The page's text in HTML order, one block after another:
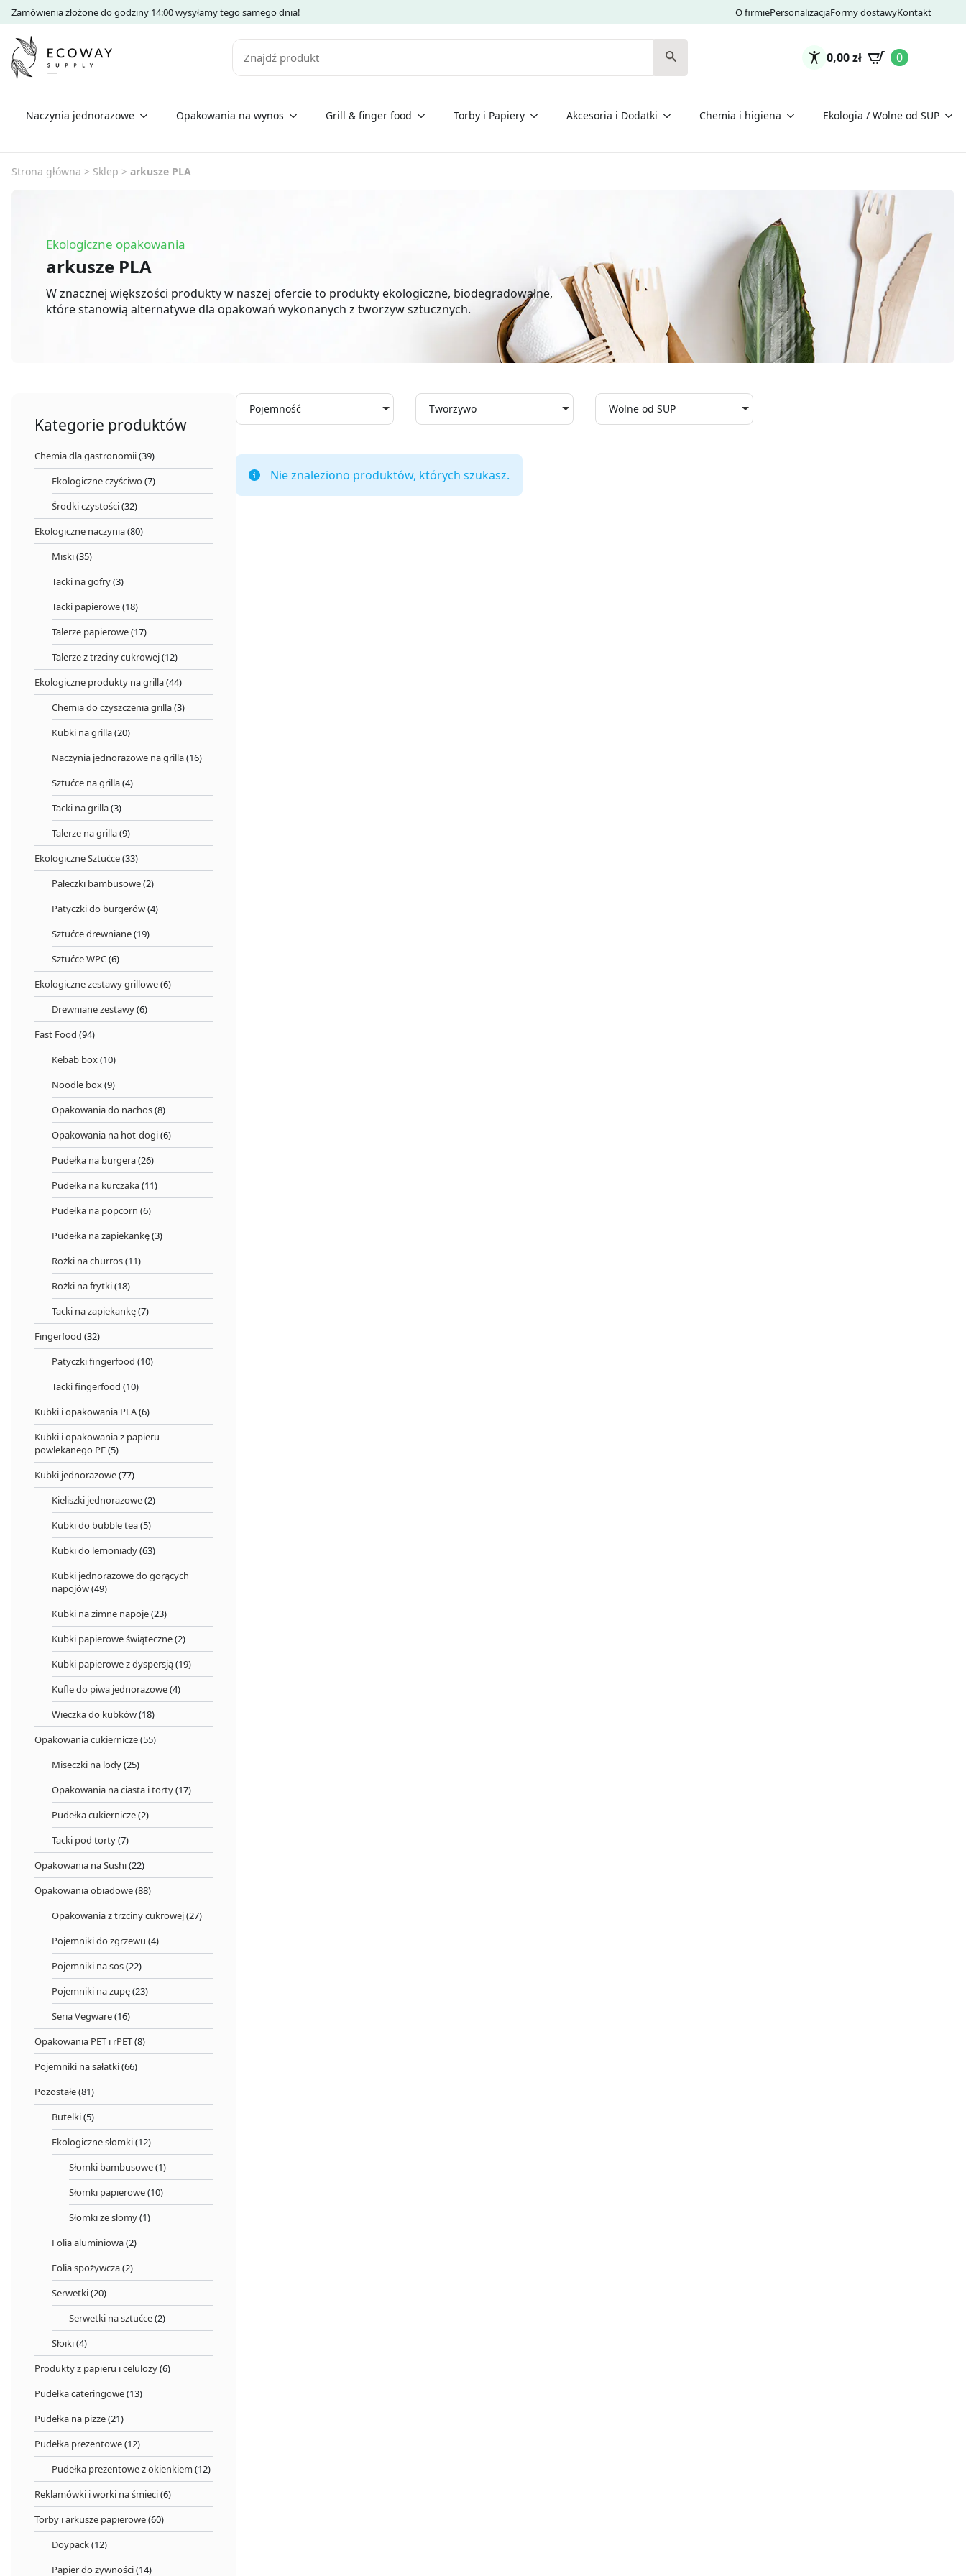
Zamówienia złożone do godziny 14:00 wysyłamy tego samego dnia! O firmiePersonalizacjaFormy dostawyKontakt
Szukaj
0,00zł 0
Naczynia jednorazowe Opakowania na wynos Grill & finger food Torby i Papiery Akcesoria i Dodatki Chemia i higiena Ekologia / Wolne od SUP
Strona główna > Sklep > arkusze PLA
Ekologiczne opakowania
arkusze PLA
W znacznej większości produkty w naszej ofercie to produkty ekologiczne, biodegradowalne,
które stanowią alternatywe dla opakowań wykonanych z tworzyw sztucznych.
Kategorie produktów
Chemia dla gastronomii(39)
Ekologiczne czyściwo(7)
Środki czystości(32)
Ekologiczne naczynia(80)
Miski(35)
Tacki na gofry(3)
Tacki papierowe(18)
Talerze papierowe(17)
Talerze z trzciny cukrowej(12)
Ekologiczne produkty na grilla(44)
Chemia do czyszczenia grilla(3)
Kubki na grilla(20)
Naczynia jednorazowe na grilla(16)
Sztućce na grilla(4)
Tacki na grilla(3)
Talerze na grilla(9)
Ekologiczne Sztućce(33)
Pałeczki bambusowe(2)
Patyczki do burgerów(4)
Sztućce drewniane(19)
Sztućce WPC(6)
Ekologiczne zestawy grillowe(6)
Drewniane zestawy(6)
Fast Food (94)
Kebab box(10)
Noodle box(9)
Opakowania do nachos(8)
Opakowania na hot-dogi(6)
Pudełka na burgera(26)
Pudełka na kurczaka(11)
Pudełka na popcorn (6)
Pudełka na zapiekankę(3)
Rożki na churros(11)
Rożki na frytki(18)
Tacki na zapiekankę(7)
Fingerfood (32)
Patyczki fingerfood (10)
Tacki fingerfood (10)
Kubki i opakowania PLA(6)
Kubki i opakowania z papieru
powlekanego PE(5)
Kubki jednorazowe(77)
Kieliszki jednorazowe(2)
Kubki do bubble tea(5)
Kubki do lemoniady(63)
Kubki jednorazowe do gorących
napojów(49)
Kubki na zimne napoje(23)
Kubki papierowe świąteczne(2)
Kubki papierowe z dyspersją(19)
Kufle do piwa jednorazowe(4)
Wieczka do kubków(18)
Opakowania cukiernicze(55)
Miseczki na lody(25)
Opakowania na ciasta i torty(17)
Pudełka cukiernicze(2)
Tacki pod torty(7)
Opakowania na Sushi(22)
Opakowania obiadowe(88)
Opakowania z trzciny cukrowej(27)
Pojemniki do zgrzewu (4)
Pojemniki na sos(22)
Pojemniki na zupę(23)
Seria Vegware(16)
Opakowania PET i rPET(8)
Pojemniki na sałatki(66)
Pozostałe(81)
Butelki(5)
Ekologiczne słomki(12)
Słomki bambusowe(1)
Słomki papierowe(10)
Słomki ze słomy(1)
Folia aluminiowa(2)
Folia spożywcza(2)
Serwetki(20)
Serwetki na sztućce(2)
Słoiki(4)
Produkty z papieru i celulozy(6)
Pudełka cateringowe(13)
Pudełka na pizze(21)
Pudełka prezentowe(12)
Pudełka prezentowe z okienkiem (12)
Reklamówki i worki na śmieci(6)
Torby i arkusze papierowe(60)
Doypack(12)
Papier do żywności(14)
Pojemność Tworzywo Wolne od SUP
Nie znaleziono produktów, których szukasz.